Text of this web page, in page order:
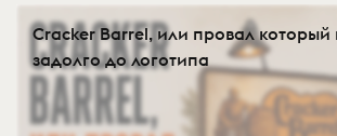
Cracker Barrel, или провал который
задолго до логотипа